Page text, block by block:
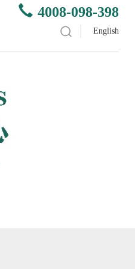
4008-098-398
English